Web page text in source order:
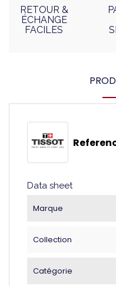
RETOUR &
ÉCHANGE
FACILES
Data sheet
Marque
Collection
Catégorie